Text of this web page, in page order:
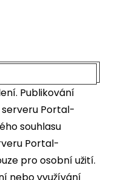
Portal-
souhlasu
Portal-
pro osobní užití.